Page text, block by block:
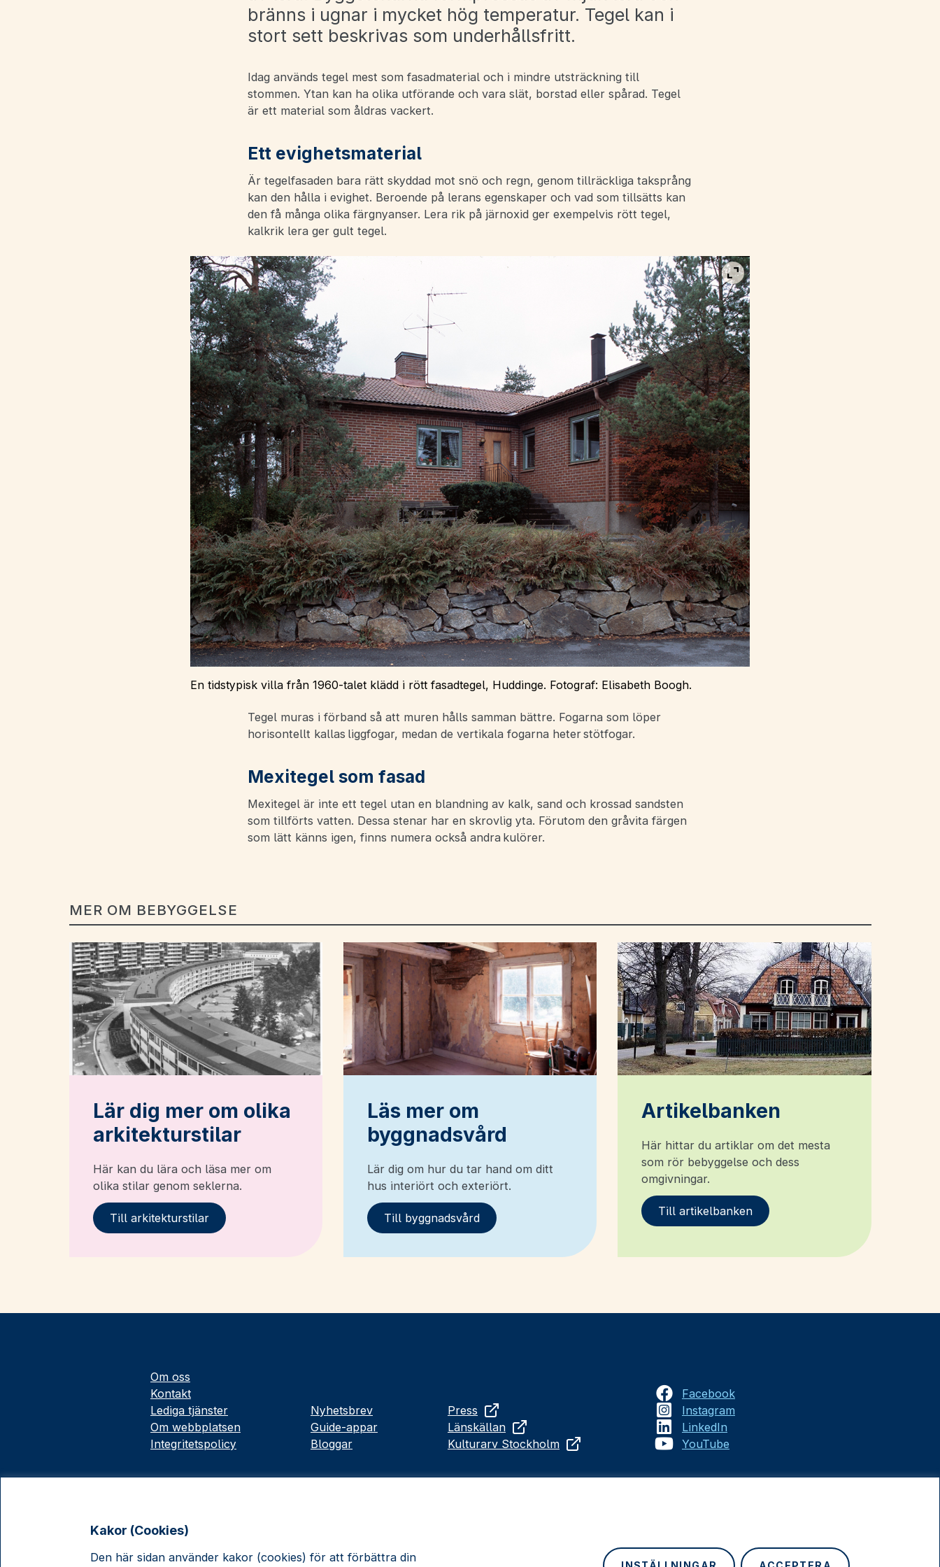
Kakor (Cookies)
Den här sidan använder kakor (cookies) för att förbättra din
bränns i ugnar i mycket hög temperatur. Tegel kan i
stort sett beskrivas som underhållsfritt.
Idag används tegel mest som fasadmaterial och i mindre utsträckning till
stommen. Ytan kan ha olika utförande och vara slät, borstad eller spårad. Tegel
är ett material som åldras vackert.
Ett evighetsmaterial
Är tegelfasaden bara rätt skyddad mot snö och regn, genom tillräckliga taksprång
kan den hålla i evighet. Beroende på lerans egenskaper och vad som tillsätts kan
den få många olika färgnyanser. Lera rik på järnoxid ger exempelvis rött tegel,
kalkrik lera ger gult tegel.
Visa bild i fullskärm
En tidstypisk villa från 1960-talet klädd i rött fasadtegel, Huddinge. Fotograf: Elisabeth Boogh.
Tegel muras i förband så att muren hålls samman bättre. Fogarna som löper
horisontellt kallas liggfogar, medan de vertikala fogarna heter stötfogar.
Mexitegel som fasad
Mexitegel är inte ett tegel utan en blandning av kalk, sand och krossad sandsten
som tillförts vatten. Dessa stenar har en skrovlig yta. Förutom den gråvita färgen
som lätt känns igen, finns numera också andra kulörer.
MER OM BEBYGGELSE
Lär dig mer om olika
arkitekturstilar
Här kan du lära och läsa mer om
olika stilar genom seklerna.
Till arkitekturstilar
Läs mer om
byggnadsvård
Lär dig om hur du tar hand om ditt
hus interiört och exteriört.
Till byggnadsvård
Artikelbanken
Här hittar du artiklar om det mesta
som rör bebyggelse och dess
omgivningar.
Till artikelbanken
Om oss
Kontakt
Lediga tjänster
Om webbplatsen
Integritetspolicy
Nyhetsbrev
Guide-appar
Bloggar
Press
Länskällan
Kulturarv Stockholm
Facebook
Instagram
LinkedIn
YouTube